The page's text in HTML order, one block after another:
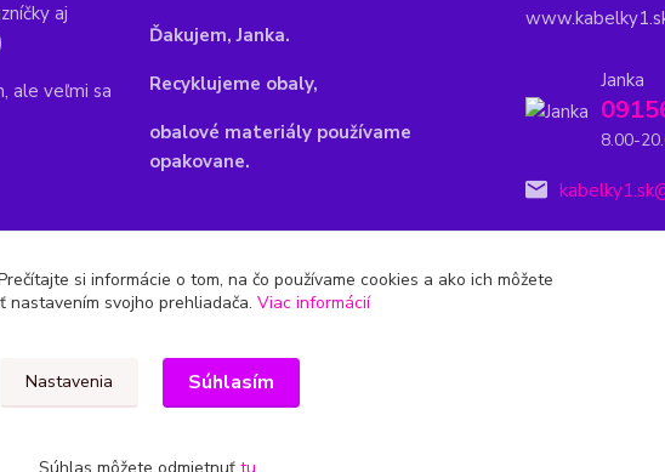
aj
ale veľmi sa
Ďakujem, Janka.
Recyklujeme obaly,
obalové materiály používame
opakovane.
Janka
8.00-
si informácie o tom, na čo používame cookies a ako ich môžete
nastavením svojho prehliadača. Viac informácií
Nastavenia Súhlasím